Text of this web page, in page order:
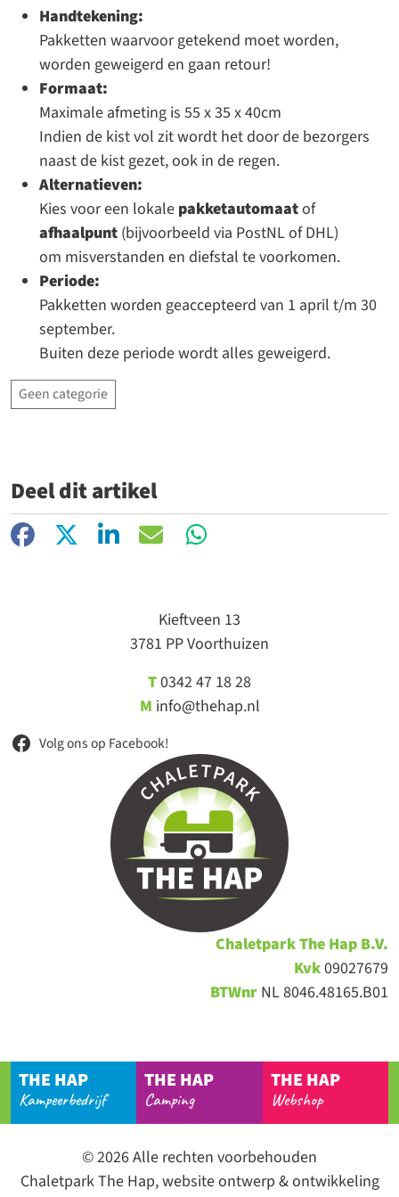
Handtekening:
Pakketten waarvoor getekend moet worden,
worden geweigerd en gaan retour!
Formaat:
Maximale afmeting is 55 x 35 x 40cm
Indien de kist vol zit wordt het door de bezorgers
naast de kist gezet, ook in de regen.
Alternatieven:
Kies voor een lokale pakketautomaatof
afhaalpunt (bijvoorbeeld via PostNL of DHL)
om misverstanden en diefstal te voorkomen.
Periode:
Pakketten worden geaccepteerd van 1 april t/m 30
september.
Buiten deze periode wordt alles geweigerd.
Geen categorie
Deel dit artikel
Facebook LinkedIn E-mail
Kieftveen 13
3781 PP Voorthuizen
T0342 47 18 28
M info@thehap.nl
Volg ons op Facebook!
ChaletparkThe Hap B.V.
Kvk09027679
BTWnr NL 8046.48165.B01
THE HAP
Kampeerbedrijf
THE HAP
Camping
THE HAP
Webshop
© 2026 Alle rechten voorbehouden
Chaletpark The Hap, website ontwerp & ontwikkeling